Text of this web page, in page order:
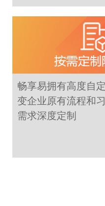
畅享易拥有高度自
变企业原有流程和
需求深度定制